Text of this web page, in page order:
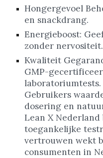
Hongergevoel
en snackdrang.
Energieboost:
zonder nervositeit.
Kwaliteit
GMP-
laboratoriumtests.
Gebruikers
dosering en
Lean X
toegankelijke
vertrouwen wekt
consumenten in